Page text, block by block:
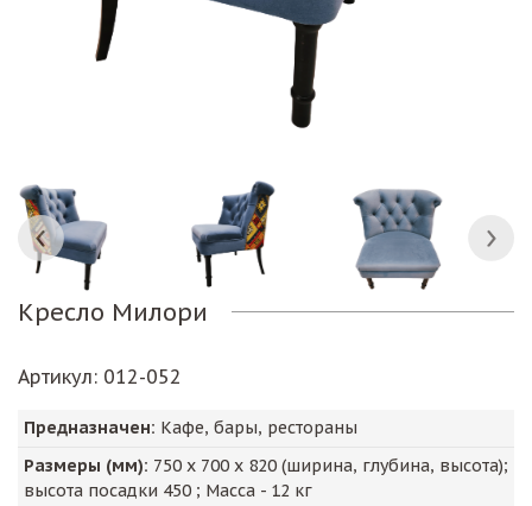
Кресло Милори
Артикул: 012-052
Предназначен: Кафе, бары, рестораны
Размеры (мм): 750 х 700 х 820 (ширина, глубина, высота);
высота посадки 450 ; Масса - 12 кг